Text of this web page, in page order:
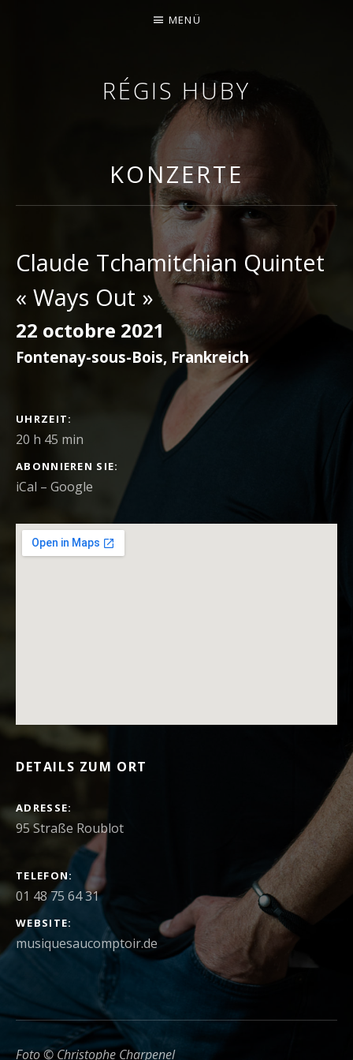
RÉGIS HUBY
GEIGER - IMPROVISATOR - KOMPONIST
MENÜ
KONZERTE
Claude Tchamitchian Quintet
« Ways Out »
22 octobre 2021
Fontenay-sous-Bois, Frankreich
DETAILS ZUM KONZERT
UHRZEIT
20 h 45 min
ABONNIEREN SIE
iCal Google
DETAILS ZUM ORT
ADRESSE
TELEFON
01 48 75 64 31
WEBSITE
musiquesaucomptoir.de
Foto © Christophe Charpenel